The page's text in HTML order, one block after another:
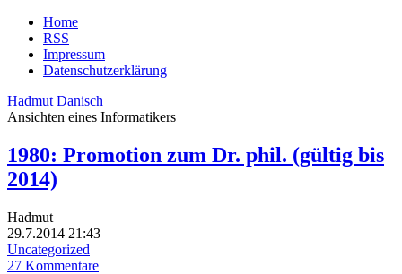
Home
RSS
Impressum
Datenschutzerklärung
Hadmut Danisch
Ansichten eines Informatikers
1980: Promotion zum Dr. phil. (gültig bis
2014)
Hadmut
29.7.2014 21:43
Uncategorized
27 Kommentare